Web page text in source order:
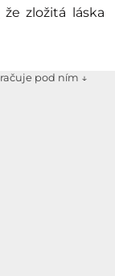
zložitá láska
pod ním ↓